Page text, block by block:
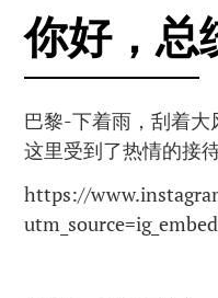
你好，总
巴黎-下着雨，刮着大
这里受到了热情的接待
https://
utm_source=ig_embed